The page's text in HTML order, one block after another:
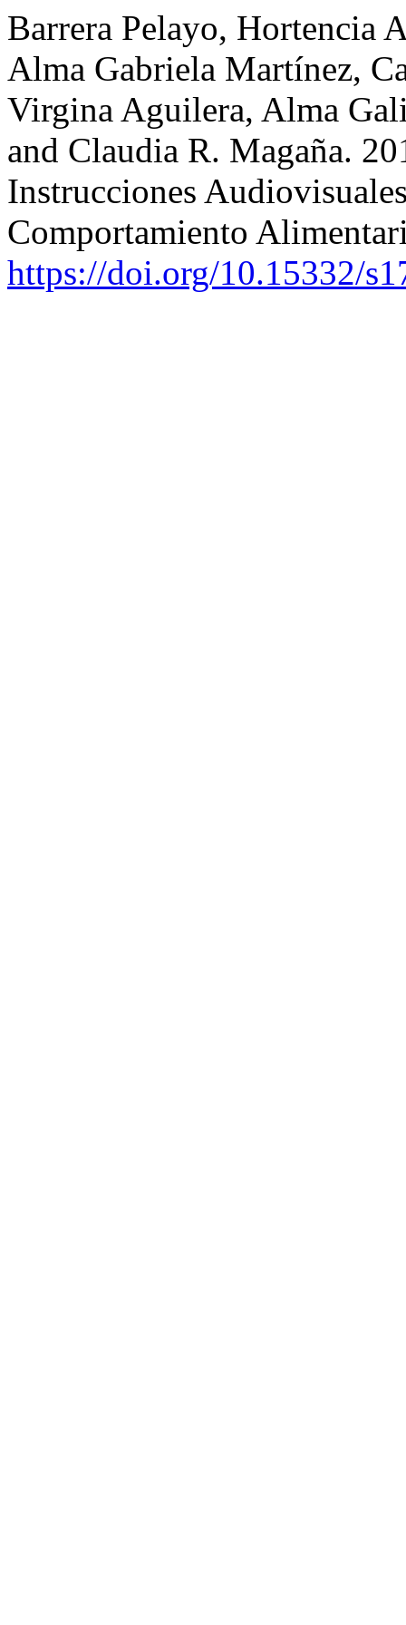
Barrera Pelayo, Hortencia
Alma Gabriela Martínez,
Virgina Aguilera, Alma
and Claudia R. Magaña.
Instrucciones
Comportamiento
https://doi.org/10.15332/